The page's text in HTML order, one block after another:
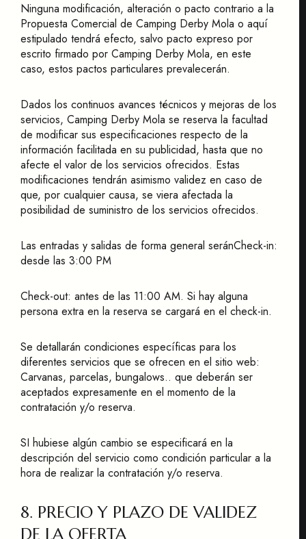
Ninguna modificación, alteración o pacto contrario a la
Propuesta Comercial de Camping Derby Mola o aquí
estipulado tendrá efecto, salvo pacto expreso por
escrito firmado por Camping Derby Mola, en este
caso, estos pactos particulares prevalecerán.
Dados los continuos avances técnicos y mejoras de los
servicios, Camping Derby Mola se reserva la facultad
de modificar sus especificaciones respecto de la
información facilitada en su publicidad, hasta que no
afecte el valor de los servicios ofrecidos. Estas
modificaciones tendrán asimismo validez en caso de
que, por cualquier causa, se viera afectada la
posibilidad de suministro de los servicios ofrecidos.
Las entradas y salidas de forma general seránCheck-in:
desde las 3:00 PM
Check-out: antes de las 11:00 AM. Si hay alguna
persona extra en la reserva se cargará en el check-in.
Se detallarán condiciones específicas para los
diferentes servicios que se ofrecen en el sitio web:
Carvanas, parcelas, bungalows.. que deberán ser
aceptados expresamente en el momento de la
contratación y/o reserva.
SI hubiese algún cambio se especificará en la
descripción del servicio como condición particular a la
hora de realizar la contratación y/o reserva.
8. PRECIO Y PLAZO DE VALIDEZ
DE LA OFERTA